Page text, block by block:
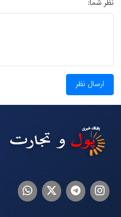
نظر شما:
ارسال نظر
اینستاگرام
تلگرام توییترلینکدین